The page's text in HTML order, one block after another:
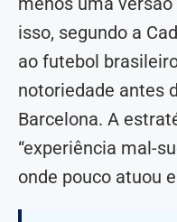
isso, segundo a
ao futebol
notoriedade antes
Barcelona. A
“experiência mal-
onde pouco atuou